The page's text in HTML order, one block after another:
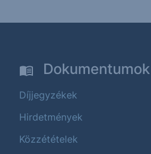
Dokumentumok
Díjjegyzékek
Hirdetmények
Közzétételek